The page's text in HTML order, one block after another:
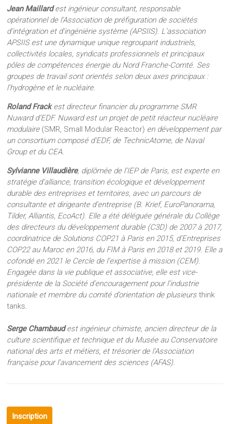
Jean Maillardest ingénieur consultant, responsable
opérationnel de l’Association de préfiguration de sociétés
d’intégration et d’ingéniérie système (APSIIS). L’association
APSIIS est une dynamique unique regroupant industriels,
collectivités locales, syndicats professionnels et principaux
pôles de compétences énergie du Nord Franche-Comté. Ses
groupes de travail sont orientés selon deux axes principaux :
l’hydrogène et le nucléaire.
Roland Frackest directeur financier du programme SMR
Nuward d’EDF. Nuward est un projet de petit réacteur nucléaire
modulaire (SMR, Small Modular Reactor) en développement par
un consortium composé d’EDF, de TechnicAtome, de Naval
Group et du CEA.
Sylvianne Villaudière, diplômée de l’IEP de Paris, est experte en
stratégie d’alliance, transition écologique et développement
durable des entreprises et territoires, avec un parcours de
consultante et dirigeante d’entreprise (B. Krief, EuroPanorama,
Tilder, Alliantis, EcoAct). Elle a été déléguée générale du Collège
des directeurs du développement durable (C3D) de 2007 à 2017,
coordinatrice de Solutions COP21 à Paris en 2015, d’Entreprises
COP22 au Maroc en 2016, du FIM à Paris en 2018 et 2019. Elle a
cofondé en 2021 le Cercle de l’expertise à mission (CEM).
Engagée dans la vie publique et associative, elle est vice-
présidente de la Société d’encouragement pour l’industrie
nationale et membre du comité d’orientation de plusieursthink
tanks.
Serge Chambaudest ingénieur chimiste, ancien directeur de la
culture scientifique et technique et du Musée au Conservatoire
national des arts et métiers, et trésorier de l’Association
française pour l’avancement des sciences (AFAS).
Inscription